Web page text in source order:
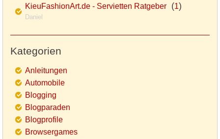
KieuFashionArt.de - Servietten Ratgeber (1)
Daniel
Kategorien
Anleitungen
Automobile
Blogging
Blogparaden
Blogprofile
Browsergames